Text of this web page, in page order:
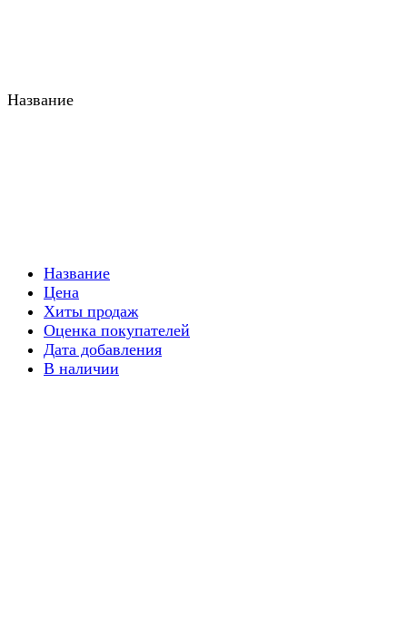
Название
Название
Цена
Хиты продаж
Оценка покупателей
Дата добавления
В наличии